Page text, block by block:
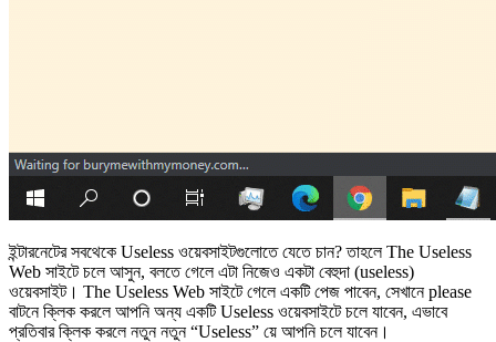
ইন্টারনেটের সবথেকে Useless ওয়েবসাইটগুলোতে যেতে চান? তাহলে The Useless
Web সাইটে চলে আসুন, বলতে গেলে এটা নিজেও একটা বেহুদা (useless)
ওয়েবসাইট। The Useless Web সাইটে গেলে একটি পেজ পাবেন, সেখানে please
বাটনে ক্লিক করলে আপনি অন্য একটি Useless ওয়েবসাইটে চলে যাবেন, এভাবে
প্রতিবার ক্লিক করলে নতুন নতুন “Useless” য়ে আপনি চলে যাবেন।